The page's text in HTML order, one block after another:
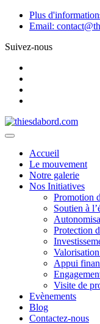
Skip
Plus
Email:
Suivez-nous
Accueil
Le mouvement
Notre galerie
Nos Initiatives
Promotion
Soutien à
Protection
Appui
Visite de
Evènements
Blog
Contactez-nous